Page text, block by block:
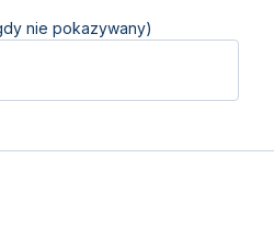
nie pokazywany)